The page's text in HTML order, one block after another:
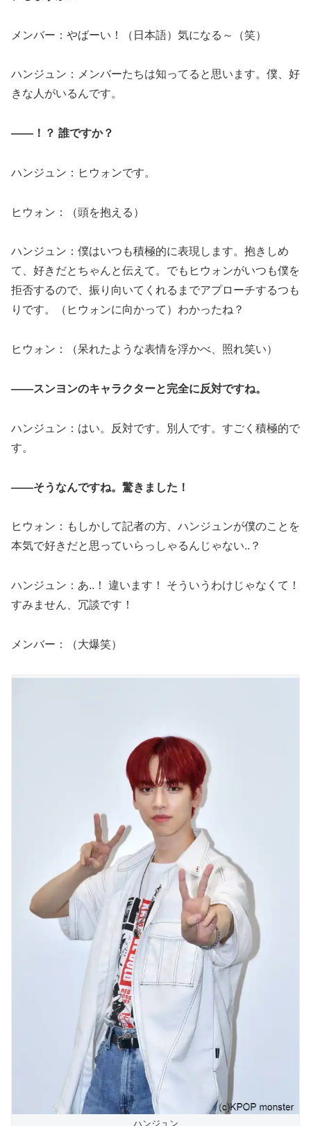
メンバー：やばーい！（日本語）気になる～（笑）
ハンジュン：メンバーたちは知ってると思います。僕、好
きな人がいるんです。
――！？ 誰ですか？
ハンジュン：ヒウォンです。
ヒウォン：（頭を抱える）
ハンジュン：僕はいつも積極的に表現します。抱きしめ
て、好きだとちゃんと伝えて。でもヒウォンがいつも僕を
拒否するので、振り向いてくれるまでアプローチするつも
りです。（ヒウォンに向かって）わかったね？
ヒウォン：（呆れたような表情を浮かべ、照れ笑い）
――スンヨンのキャラクターと完全に反対ですね。
ハンジュン：はい。反対です。別人です。すごく積極的で
す。
――そうなんですね。驚きました！
ヒウォン：もしかして記者の方、ハンジュンが僕のことを
本気で好きだと思っていらっしゃるんじゃない..？
ハンジュン：あ..！ 違います！ そういうわけじゃなくて！
すみません、冗談です！
メンバー：（大爆笑）
ハンジュン